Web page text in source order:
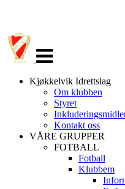
navigasjon
Kjøkkelvik Idrettslag
Om klubben
Styret
Kontakt oss
VÅRE GRUPPER
FOTBALL
Fotball
Klubbem